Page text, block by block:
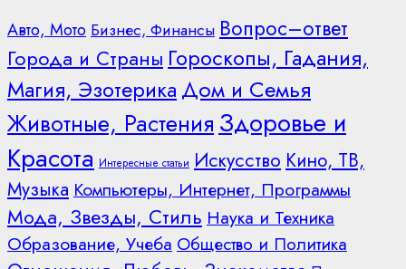
Авто, МотоБизнес, Финансы Вопрос–ответ
Города и Страны Гороскопы, Гадания,
Магия, Эзотерика Дом и Семья
Животные, Растения Здоровье и
Красота Интересные статьи Искусство Кино, ТВ,
Музыка Компьютеры, Интернет, Программы
Мода, Звезды, Стиль Наука и Техника
Образование, Учеба Общество и Политика